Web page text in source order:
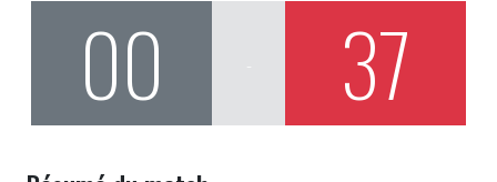
00 37